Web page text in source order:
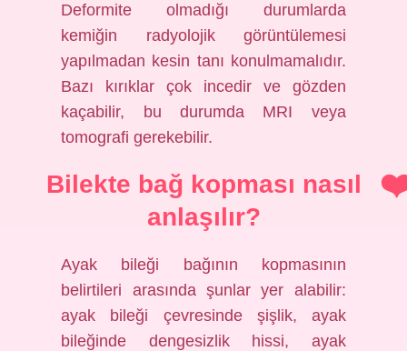
Deformite olmadığı durumlarda
kemiğin radyolojik görüntülemesi
yapılmadan kesin tanı konulmamalıdır.
Bazı kırıklar çok incedir ve gözden
kaçabilir, bu durumda MRI veya
tomografi gerekebilir.
Bilekte bağ kopması nasıl
anlaşılır?
Ayak bileği bağının kopmasının
belirtileri arasında şunlar yer alabilir:
ayak bileği çevresinde şişlik, ayak
bileğinde dengesizlik hissi, ayak